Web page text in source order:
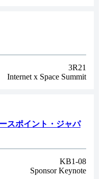
3R21
Internet x Space Summit
スポイント・ジャパ
KB1-08
Sponsor Keynote